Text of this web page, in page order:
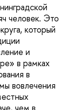
человек. Это
который
и
в рамках
в
вовлечения